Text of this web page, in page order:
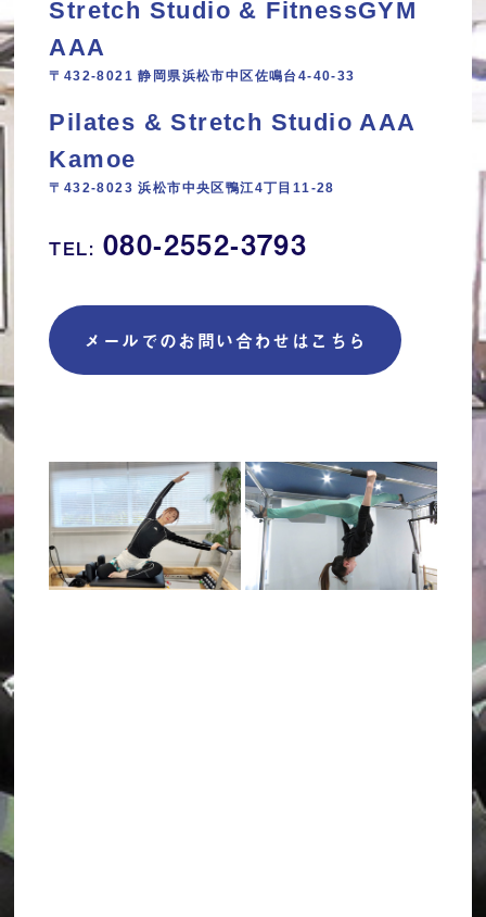
Stretch Studio & FitnessGYM
AAA
〒432-8021 静岡県浜松市中区佐鳴台4-40-33
Pilates & Stretch Studio AAA
Kamoe
〒432-8023 浜松市中央区鴨江4丁目11‐28
TEL: 080-2552-3793
メールでのお問い合わせはこちら